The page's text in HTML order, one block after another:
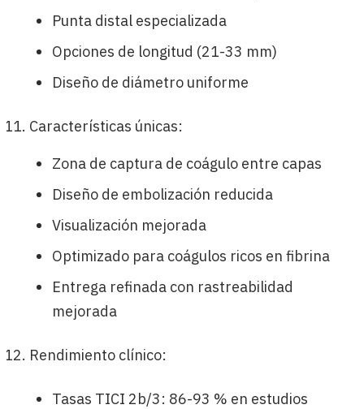
Punta distal especializada
Opciones de longitud (21-33 mm)
Diseño de diámetro uniforme
Características únicas:
Zona de captura de coágulo entre capas
Diseño de embolización reducida
Visualización mejorada
Optimizado para coágulos ricos en fibrina
Entrega refinada con rastreabilidad
mejorada
Rendimiento clínico:
Tasas TICI 2b/3: 86-93 % en estudios